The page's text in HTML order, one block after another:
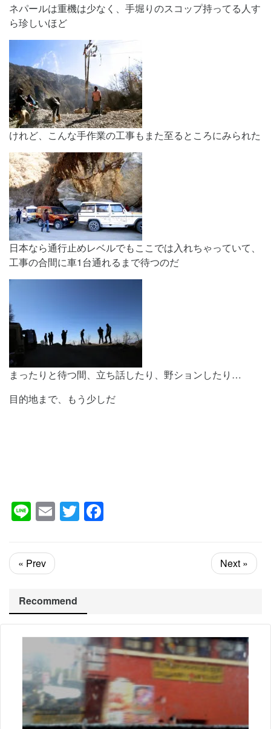
ネパールは重機は少なく、手堀りのスコップ持ってる人す
ら珍しいほど
けれど、こんな手作業の工事もまた至るところにみられた
日本なら通行止めレベルでもここでは入れちゃっていて、
工事の合間に車1台通れるまで待つのだ
まったりと待つ間、立ち話したり、野ションしたり…
目的地まで、もう少しだ
LineEmailTwitter
« Prev Next »
Recommend